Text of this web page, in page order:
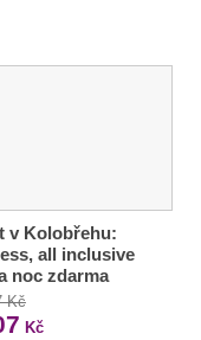
v Kolobřehu:
all inclusive
noc zdarma
Kč
Kč